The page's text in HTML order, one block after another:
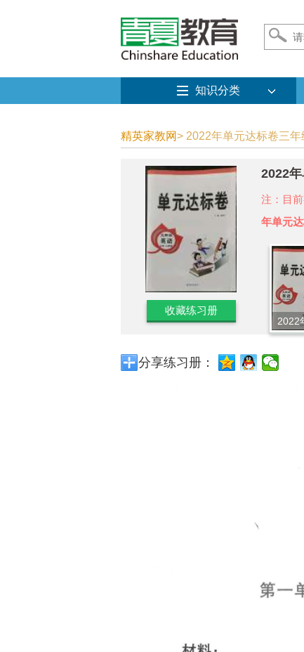
知识分类
精英家教网> 2022年单元达标卷三
收藏练习册
2022
注：目
年单元
2022
分享练习册：